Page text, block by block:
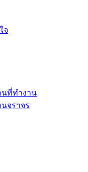
จ
ที่ทำงาน
จราจร